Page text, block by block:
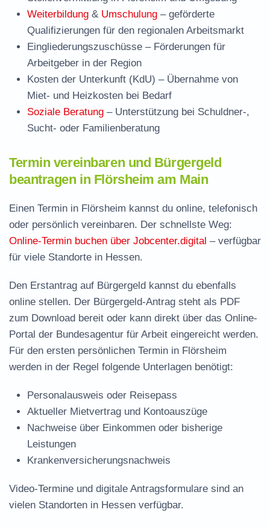
Weiterbildung & Umschulung – geförderte
Qualifizierungen für den regionalen Arbeitsmarkt
Eingliederungszuschüsse – Förderungen für
Arbeitgeber in der Region
Kosten der Unterkunft (KdU) – Übernahme von
Miet- und Heizkosten bei Bedarf
Soziale Beratung – Unterstützung bei Schuldner-,
Sucht- oder Familienberatung
Termin vereinbaren und Bürgergeld
beantragen in Flörsheim am Main
Einen Termin in Flörsheim kannst du online, telefonisch
oder persönlich vereinbaren. Der schnellste Weg:
Online-Termin buchen über Jobcenter.digital – verfügbar
für viele Standorte in Hessen.
Den Erstantrag auf Bürgergeld kannst du ebenfalls
online stellen. Der Bürgergeld-Antrag steht als PDF
zum Download bereit oder kann direkt über das Online-
Portal der Bundesagentur für Arbeit eingereicht werden.
Für den ersten persönlichen Termin in Flörsheim
werden in der Regel folgende Unterlagen benötigt:
Personalausweis oder Reisepass
Aktueller Mietvertrag und Kontoauszüge
Nachweise über Einkommen oder bisherige
Leistungen
Krankenversicherungsnachweis
Video-Termine und digitale Antragsformulare sind an
vielen Standorten in Hessen verfügbar.